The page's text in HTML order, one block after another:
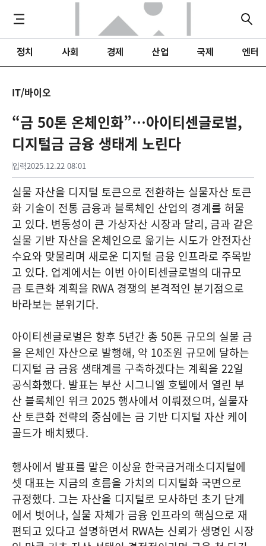
정치 사회 경제 산업 국제 엔터
IT/바이오
“금 50톤 온체인화”…아이티센글로벌,
디지털금 금융 생태계 노린다
입력2025.12.22 08:01
실물 자산을 디지털 토큰으로 전환하는 실물자산 토큰
화 기술이 전통 금융과 블록체인 산업의 경계를 허물
고 있다. 변동성이 큰 가상자산 시장과 달리, 금과 같은
실물 기반 자산을 온체인으로 옮기는 시도가 안전자산
수요와 맞물리며 새로운 디지털 금융 인프라로 주목받
고 있다. 업계에서는 이번 아이티센글로벌의 대규모
금 토큰화 계획을 RWA 경쟁의 본격적인 분기점으로
바라보는 분위기다.
아이티센글로벌은 향후 5년간 총 50톤 규모의 실물 금
을 온체인 자산으로 발행해, 약 10조원 규모에 달하는
디지털 금 금융 생태계를 구축하겠다는 계획을 22일
공식화했다. 발표는 부산 시그니엘 호텔에서 열린 부
산 블록체인 위크 2025 행사에서 이뤄졌으며, 실물자
산 토큰화 전략의 중심에는 금 기반 디지털 자산 케이
골드가 배치됐다.
행사에서 발표를 맡은 이상윤 한국금거래소디지털에
셋 대표는 지금의 흐름을 가치의 디지털화 국면으로
규정했다. 그는 자산을 디지털로 모사하던 초기 단계
에서 벗어나, 실물 자체가 금융 인프라의 핵심으로 재
편되고 있다고 설명하면서 RWA는 신뢰가 생명인 시장